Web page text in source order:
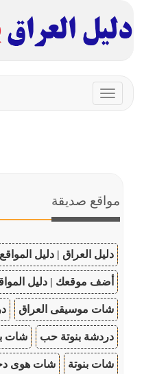
Toggle
navigation
مواقع صديقة
دليل العراق | دليل المواقع
أضف موقعك | دليل
شات موسيقى العراق
دردشة بنوتة حب شات
شات بنوتة شات هوى